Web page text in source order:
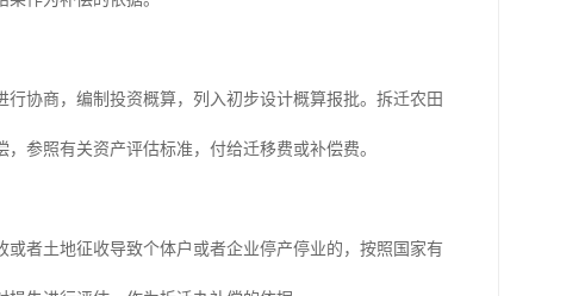
协商，编制投资概算，列入初步设计概算报批。拆迁农田
参照有关资产评估标准，付给迁移费或补偿费。
者土地征收导致个体户或者企业停产停业的，按照国家有